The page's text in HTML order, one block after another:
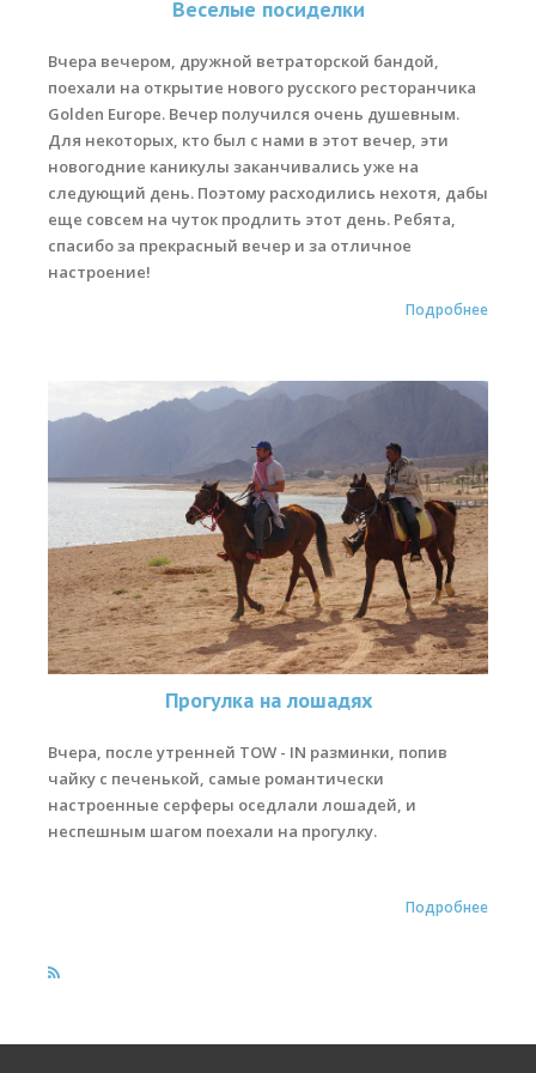
Наши Станции
Ветратория.Вьетнам
Ветратория Россия
Ветратория.Египет
Прокат Винг Фоил
Продажа оборудования
Система скидок
Обучение кайтсерфингу
Контакты
Веселые посиделки
Вчера вечером, дружной ветраторской бандой,
поехали на открытие нового русского ресторанчика
Golden Europe. Вечер получился очень душевным.
Для некоторых, кто был с нами в этот вечер, эти
новогодние каникулы заканчивались уже на
следующий день. Поэтому расходились нехотя, дабы
еще совсем на чуток продлить этот день. Ребята,
спасибо за прекрасный вечер и за отличное
настроение!
Подробнее
Прогулка на лошадях
Вчера, после утренней TOW - IN разминки, попив
чайку с печенькой, самые романтически
настроенные серферы оседлали лошадей, и
неспешным шагом поехали на прогулку.
Подробнее